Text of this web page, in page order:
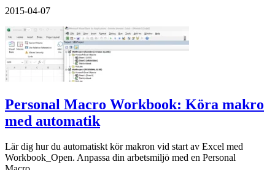
2015-04-07
Personal Macro Workbook: Köra makro
med automatik
Lär dig hur du automatiskt kör makron vid start av Excel med
Workbook_Open. Anpassa din arbetsmiljö med en Personal